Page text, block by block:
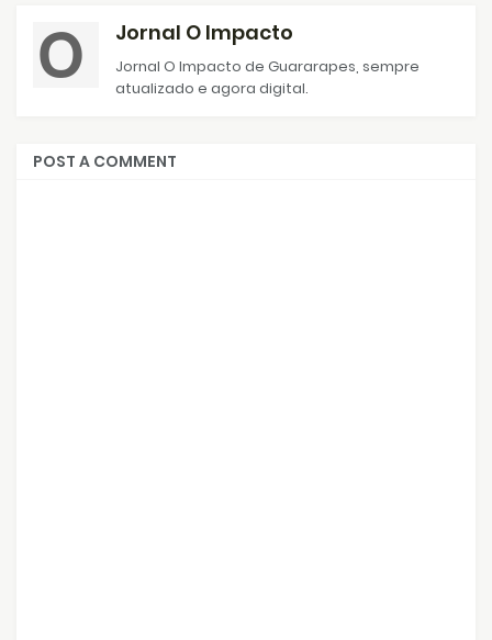
Jornal O Impacto
Jornal O Impacto de Guararapes, sempre
atualizado e agora digital.
POST A COMMENT